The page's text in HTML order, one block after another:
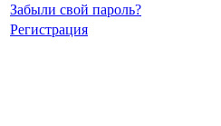
Забыли свой пароль?
Регистрация